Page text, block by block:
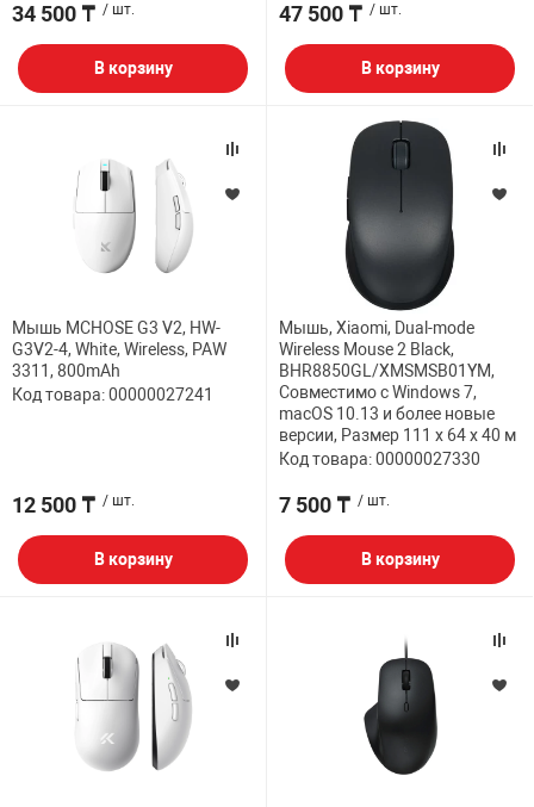
34 500 ₸ / шт.
В корзину
47 500 ₸ / шт.
В корзину
Мышь MCHOSE G3 V2, HW-
G3V2-4, White, Wireless, PAW
3311, 800mAh
Код товара: 00000027241
12 500 ₸ / шт.
В корзину
Мышь, Xiaomi, Dual-mode
Wireless Mouse 2 Black,
BHR8850GL/XMSMSB01YM,
Совместимо с Windows 7,
macOS 10.13 и более новые
версии, Размер 111 x 64 x 40 м
Код товара: 00000027330
7 500 ₸ / шт.
В корзину